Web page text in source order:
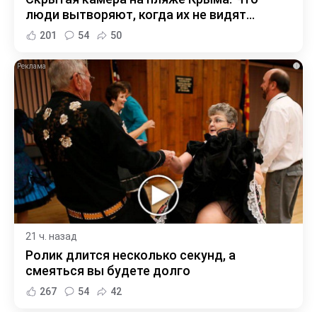
люди вытворяют, когда их не видят...
201 54 50
i
21 ч. назад
Ролик длится несколько секунд, а
смеяться вы будете долго
267 54 42